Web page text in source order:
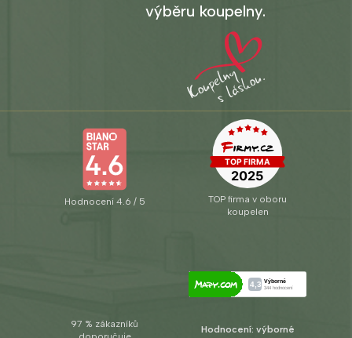
výběru koupelny.
Hodnocení 4.6 / 5
TOP firma v oboru
koupelen
97 % zákazníků
Hodnocení: výborné